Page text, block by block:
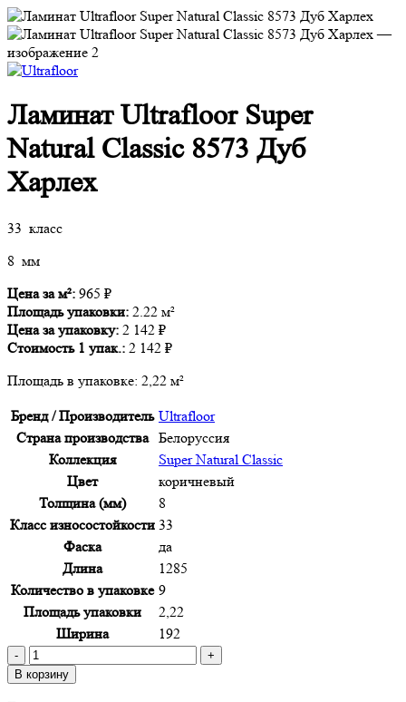
Ламинат Ultrafloor Super
Natural Classic 8573 Дуб
Харлех
33 класс
8 мм
Цена за м²: 965 ₽
Площадь упаковки: 2.22 м²
Цена за упаковку: 2 142 ₽
Стоимость 1 упак.: 2 142 ₽
Площадь в упаковке: 2,22 м²
Бренд / Производитель Ultrafloor
Страна производства Белоруссия
Коллекция
Super Natural Classic
Цвет
коричневый
Толщина (мм)
8
Класс износостойкости 33
Фаска
да
Длина
1285
Количество в упаковке 9
Площадь упаковки
2,22
Ширина
192
Количество
товара
Ламинат
В корзину